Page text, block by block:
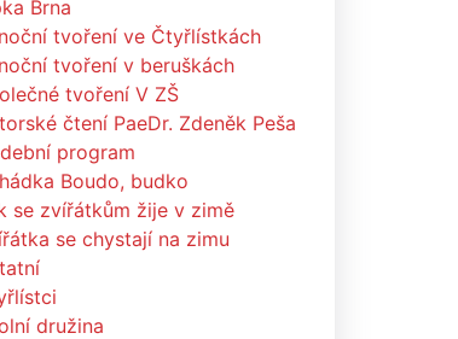
Brna
tvoření ve Čtyřlístkách
tvoření v beruškách
tvoření V ZŠ
čtení PaeDr. Zdeněk Peša
program
Boudo, budko
se zvířátkům žije v zimě
se chystají na zimu
družina